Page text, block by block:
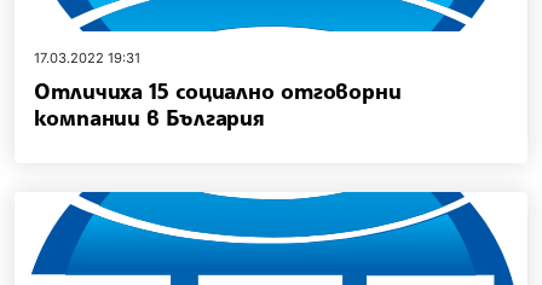
17.03.2022 19:31
Отличиха 15 социално отговорни
компании в България